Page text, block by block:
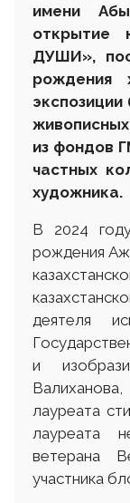
имени
открытие
ДУШИ»,
рождения
из фондов
частных
художника.
В 2024
рождения
деятеля
и
лауреата
лауреата
ветерана
участника